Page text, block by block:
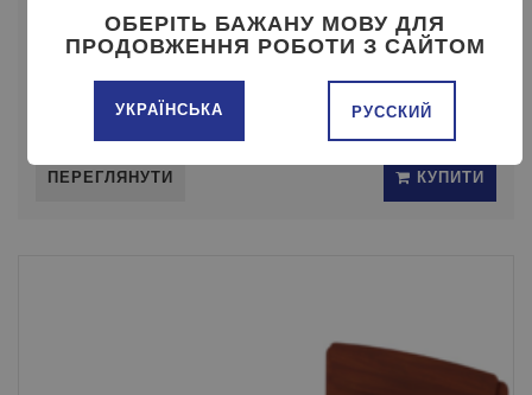
5850 ГРН
ПЕРЕГЛЯНУТИ КУПИТИ
ОБЕРІТЬ БАЖАНУ МОВУ ДЛЯ
ПРОДОВЖЕННЯ РОБОТИ З САЙТОМ
УКРАЇНСЬКА РУССКИЙ